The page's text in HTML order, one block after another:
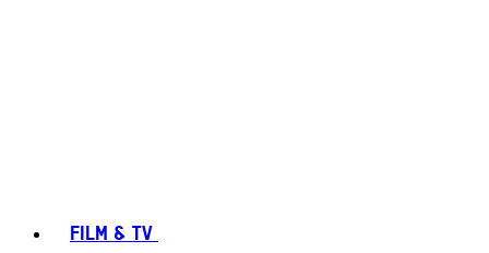
FILM & TV